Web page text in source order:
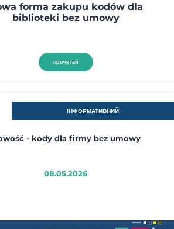
forma zakupu kodów dla
biblioteki bez umowy
прочитай
ІНФОРМАТИВНИЙ
- kody dla firmy bez umowy
08.05.2026